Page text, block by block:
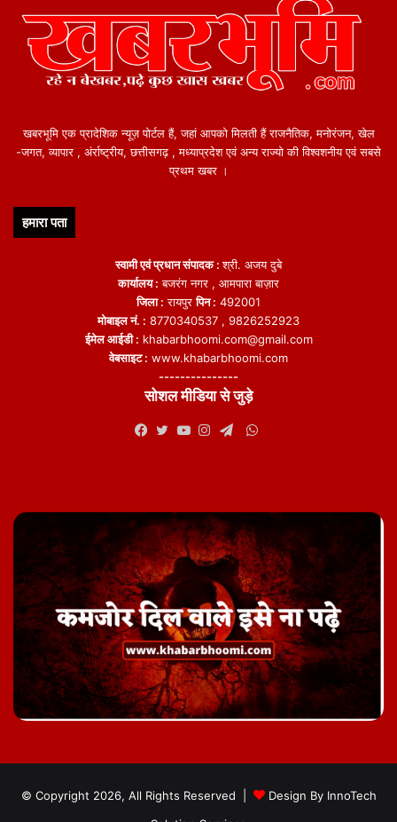
खबरभूमि एक प्रादेशिक न्यूज़ पोर्टल हैं, जहां आपको मिलती हैं राजनैतिक, मनोरंजन, खेल
-जगत, व्यापार , अंर्राष्ट्रीय, छत्तीसगढ़ , मध्याप्रदेश एवं अन्य राज्यो की विश्वशनीय एवं सबसे
प्रथम खबर ।
हमारा पता
स्वामी एवं प्रधान संपादक :श्री. अजय दुबे
कार्यालय : बजरंग नगर , आमपारा बाज़ार
जिला : रायपुरपिन : 492001
मोबाइल नं. : 8770340537 , 9826252923
ईमेल आईडी : khabarbhoomi.com@gmail.com
वेबसाइट : www.khabarbhoomi.com
---------------
सोशल मीडिया से जुड़े
WhatsApp
© Copyright 2026, All Rights Reserved | Design By InnoTech